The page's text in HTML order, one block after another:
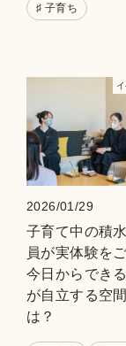
♯ 子育ち
2026/01/29
子育て中の積
員が実体験を
今日からでき
が自立する空
は？